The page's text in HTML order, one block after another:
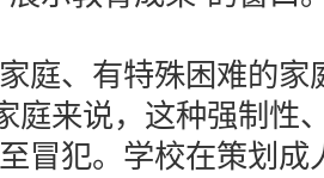
、有特殊困难的家
庭来说，这种强制性
冒犯。学校在策划成